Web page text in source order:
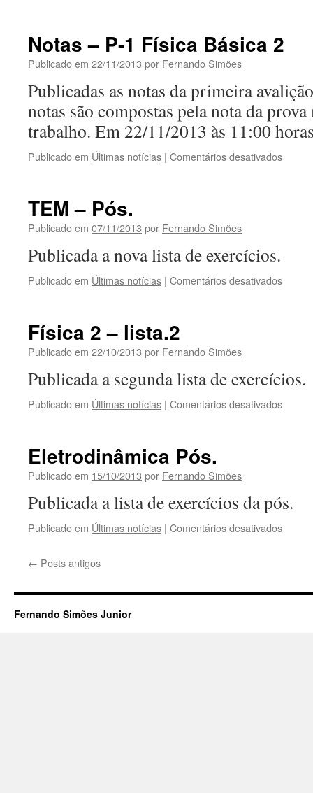
Notas – P-1 Física Básica 2
Publicado em 22/11/2013 por Fernando Simões
Publicadas as notas da primeira
notas são compostas pela nota da
trabalho. Em 22/11/2013 às 11:00
Publicado em Últimas notícias | Comentários desativadosem
TEM – Pós.
Publicado em 07/11/2013 por Fernando Simões
Publicada a nova lista de exercícios.
Publicado em Últimas notícias | Comentários desativadosem
Física 2 – lista.2
Publicado em 22/10/2013 por Fernando Simões
Publicada a segunda lista de exercícios.
Publicado em Últimas notícias | Comentários desativadosem
Eletrodinâmica Pós.
Publicado em 15/10/2013 por Fernando Simões
Publicada a lista de exercícios da pós.
Publicado em Últimas notícias | Comentários desativadosem
← Posts antigos
Fernando Simões Junior